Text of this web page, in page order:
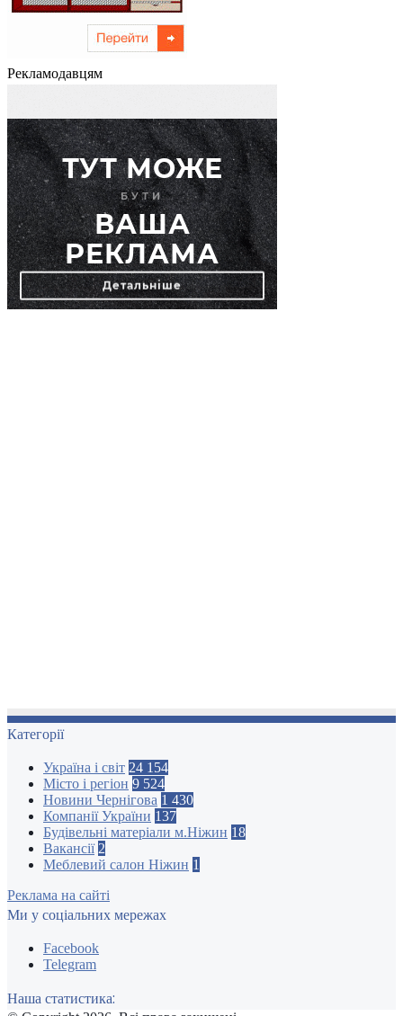
Рекламодавцям
Категорії
Україна і світ 24 154
Місто і регіон 9 524
Новини Чернігова 1 430
Компанії України 137
Будівельні матеріали м.Ніжин 18
Вакансії 2
Меблевий салон Ніжин 1
Реклама на сайті
Ми у соціальних мережах
Facebook
Telegram
Наша статистика: